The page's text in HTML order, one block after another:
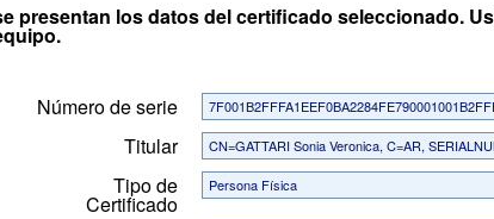
presentan los datos del certificado seleccionado.
Número de serie
Titular CN=GATTARI Sonia Veronica, C=AR,
Tipo de
Certificado
Persona Física